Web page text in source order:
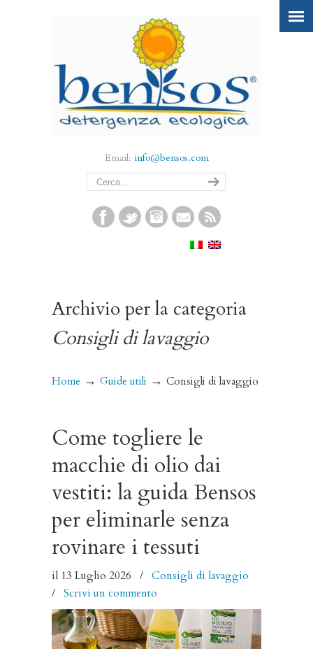
Email: info@bensos.com
Archivio per la categoria
Consigli di lavaggio
Home → Guide utili → Consigli di lavaggio
Come togliere le
macchie di olio dai
vestiti: la guida Bensos
per eliminarle senza
rovinare i tessuti
il 13 Luglio 2026 / Consigli di lavaggio
/ Scrivi un commento